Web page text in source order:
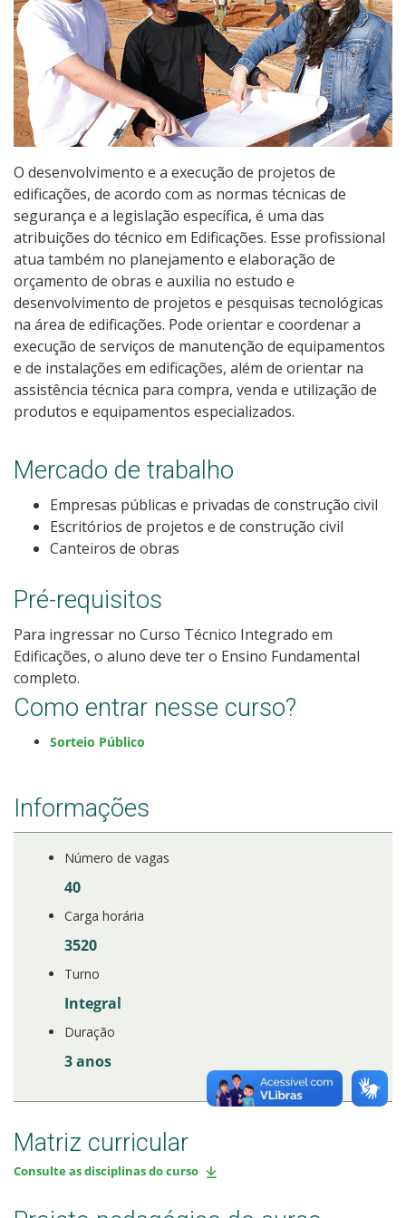
Educação de Jovens e Adultos
Graduação
Especialização
Educação a Distância
Todos os cursos
Processo de Inscrição
Resultados
Resultados das Vagas Remanescentes
Como posso estudar no IFSC?
Calendário de inscrições
Inscrições e acompanhamento
Orientações para Matrícula
Provas e Gabaritos
Estatísticas dos Processos Seletivos
O desenvolvimento e a execução de projetos de
edificações, de acordo com as normas técnicas de
segurança e a legislação específica, é uma das
atribuições do técnico em Edificações. Esse profissional
atua também no planejamento e elaboração de
orçamento de obras e auxilia no estudo e
desenvolvimento de projetos e pesquisas tecnológicas
na área de edificações. Pode orientar e coordenar a
execução de serviços de manutenção de equipamentos
e de instalações em edificações, além de orientar na
assistência técnica para compra, venda e utilização de
produtos e equipamentos especializados.
Mercado de trabalho
Empresas públicas e privadas de construção civil
Escritórios de projetos e de construção civil
Canteiros de obras
Pré-requisitos
Para ingressar no Curso Técnico Integrado em
Edificações, o aluno deve ter o Ensino Fundamental
completo.
Como entrar nesse curso?
Sorteio Público
Informações
Número de vagas
40
Carga horária
3520
Turno
Integral
Duração
3 anos
Matriz curricular
Consulte as disciplinas do curso